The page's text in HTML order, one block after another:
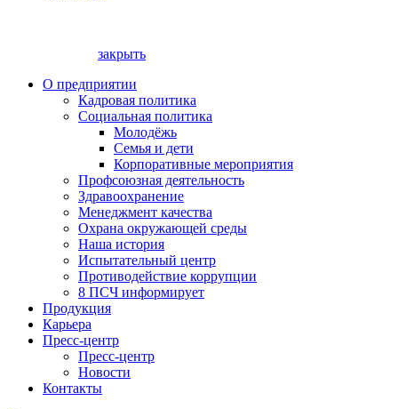
закрыть
О предприятии
Кадровая политика
Социальная политика
Молодёжь
Семья и дети
Корпоративные мероприятия
Профсоюзная деятельность
Здравоохранение
Менеджмент качества
Охрана окружающей среды
Наша история
Испытательный центр
Противодействие коррупции
8 ПСЧ информирует
Продукция
Карьера
Пресс-центр
Пресс-центр
Новости
Контакты